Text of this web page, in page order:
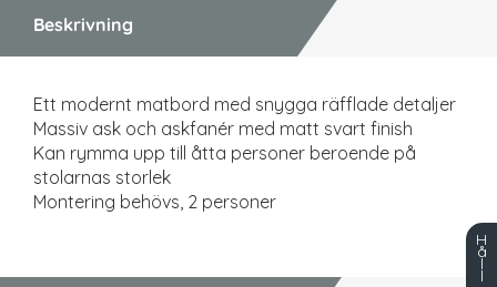
Beskrivning
Ett modernt matbord med snygga räfflade detaljer
Massiv ask och askfanér med matt svart finish
Kan rymma upp till åtta personer beroende på
stolarnas storlek
Montering behövs, 2 personer
H
å
l
l